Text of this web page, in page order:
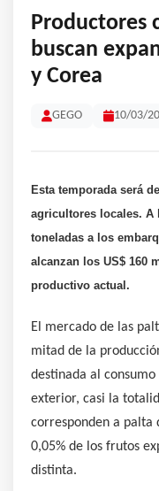
Productores
buscan
y Corea
GEGO 10/03/
Esta temporada será
agricultores locales. A
toneladas a los
alcanzan los US$ 160
productivo actual.
El mercado de las
mitad de la
destinada al
exterior, casi la
corresponden a palta
0,05% de los frutos
distinta.